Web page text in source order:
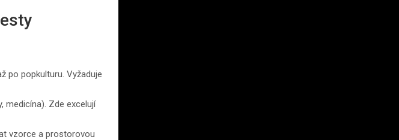
po popkulturu. Vyžaduje
medicína). Zde excelují
vzorce a prostorovou